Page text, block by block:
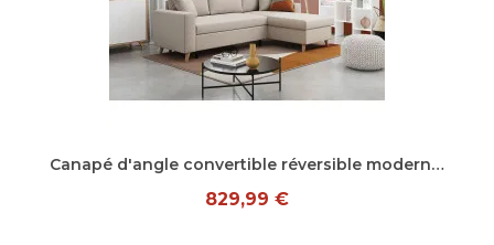
Aperçu rapide Canapé d'angle convertible réversible moderne en tissu Antarctique
829,99 €